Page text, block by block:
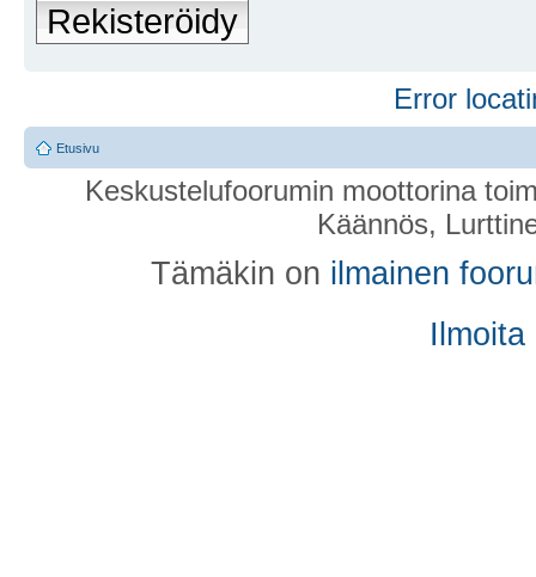
Rekisteröidy
Error
Etusivu
Keskustelufoorumin moottorina
Käännös,
Tämäkin on ilmainen